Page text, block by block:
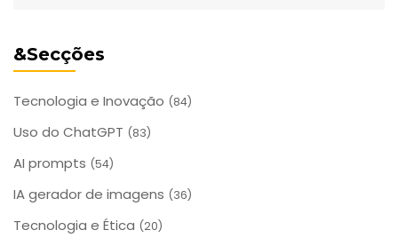
&Secções
Tecnologia e Inovação (84)
Uso do ChatGPT (83)
AI prompts (54)
IA gerador de imagens (36)
Tecnologia e Ética (20)